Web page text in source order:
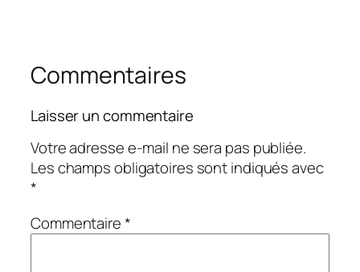
Commentaires
Laisser un commentaire
Votre adresse e-mail ne sera pas publiée.
Les champs obligatoires sont indiqués avec
*
Commentaire*